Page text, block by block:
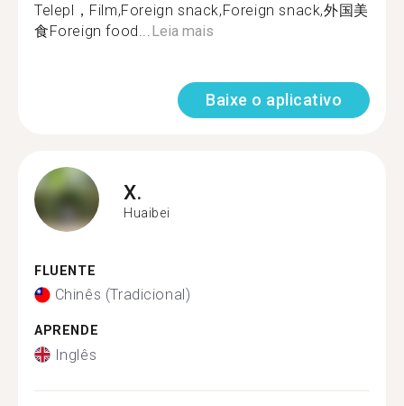
Telepl，Film,Foreign snack,Foreign snack,外国美
食Foreign food... Leia mais
Baixe o aplicativo
X.
Huaibei
FLUENTE
Chinês (Tradicional)
APRENDE
Inglês